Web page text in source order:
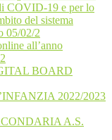
COVID-19 e per lo
del sistema
05/02/2
all’anno
BOARD
2022/2023
A.S.